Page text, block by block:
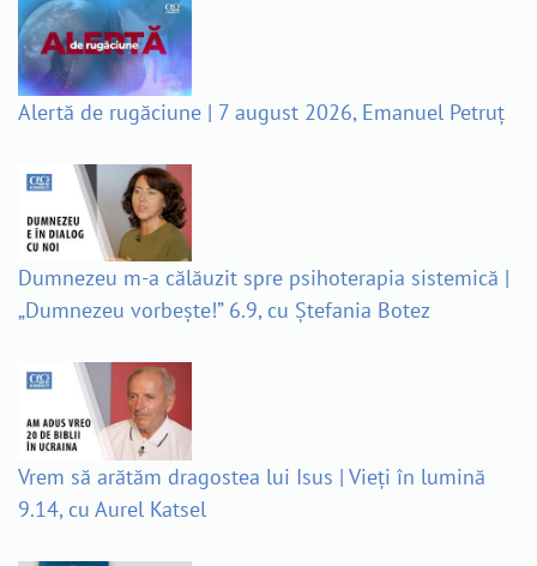
Alertă de rugăciune | 7 august 2026, Emanuel Petruț
Dumnezeu m-a călăuzit spre psihoterapia sistemică |
„Dumnezeu vorbește!” 6.9, cu Ștefania Botez
Vrem să arătăm dragostea lui Isus | Vieți în lumină
9.14, cu Aurel Katsel